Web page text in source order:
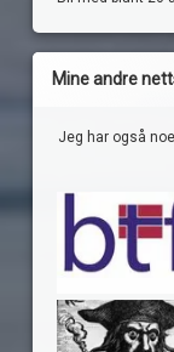
Mine andre
Jeg har også